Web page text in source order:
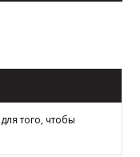
для того, чтобы